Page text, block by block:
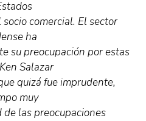
comercial. El sector
ha
su preocupación por estas
Salazar
quizá fue imprudente,
muy
las preocupaciones